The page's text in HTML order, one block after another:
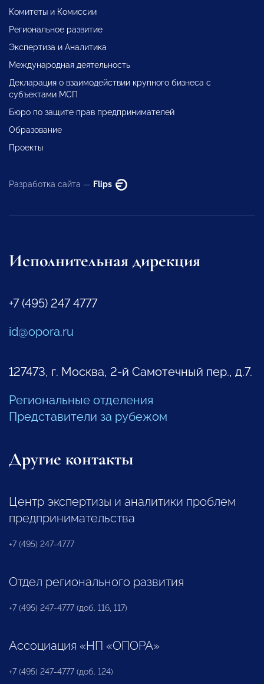
Комитеты и Комиссии
Региональное развитие
Экспертиза и Аналитика
Международная деятельность
Декларация о взаимодействии крупного бизнеса с
субъектами МСП
Бюро по защите прав предпринимателей
Образование
Проекты
Разработка сайта — Flips
Исполнительная дирекция
+7 (495) 247 4777
id@opora.ru
127473, г. Москва, 2-й Самотечный пер., д.7.
Региональные отделения
Представители за рубежом
Другие контакты
Центр экспертизы и аналитики проблем
предпринимательства
+7 (495) 247-4777
Отдел регионального развития
+7 (495) 247-4777 (доб. 116, 117)
Ассоциация «НП «ОПОРА»
+7 (495) 247-4777 (доб. 124)